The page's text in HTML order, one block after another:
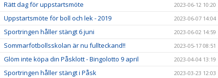
Rätt dag för uppstartsmöte 2023-06-12 10:20
Uppstartsmöte för boll och lek - 2019 2023-06-07 14:04
Sportringen håller stängt 6 juni 2023-06-02 14:59
Sommarfotbollsskolan är nu fullteckand!! 2023-05-17 08:51
Glöm inte köpa din Påsklott - Bingolotto 9 april 2023-04-04 13:19
Sportringen håller stängt i Påsk 2023-03-23 12:03